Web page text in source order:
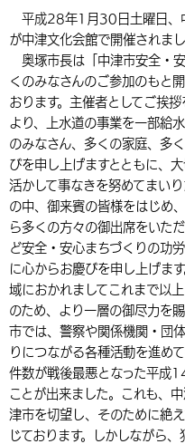
英語（English）
中国語（繁体字）
税金
環境・衛生
選挙
農林水産業
都市整備
施設情報
手当・助成
相談・支援・情報
観光・移住
観光なび
遊ぶ・体験する
買う・おみやげ
移住・定住
市政情報
中津市について
地方創生・地域活性化
行政・計画
平成28年1月30日土曜日、
が中津文化会館で開催されまし
奥塚市長は「中津市安全・
くのみなさんのご参加のもと
おります。主催者としてご挨
より、上水道の事業を一部給
のみなさん、多くの家庭、多
びを申し上げますとともに、
活かして事なきを努めてまい
の中、御来賓の皆様をはじめ
ら多くの方々の御出席をいた
ど安全・安心まちづくりの功
に心からお慶びを申し上げま
域におかれましてこれまで以
のため、より一層の御尽力を
市では、警察や関係機関・団
りにつながる各種活動を進め
件数が戦後最悪となった平成
ことが出来ました。これも、
津市を切望し、そのために絶
じております。しかしながら